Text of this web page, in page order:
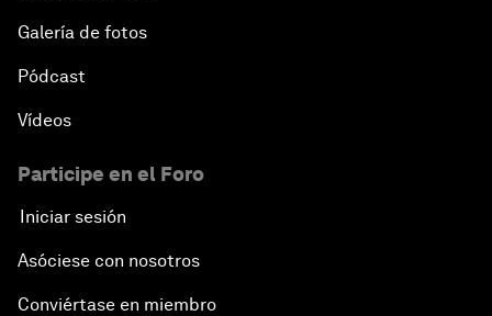
Galería de fotos
Pódcast
Vídeos
Participe en el Foro
Iniciar sesión
Asóciese con nosotros
Conviértase en miembro